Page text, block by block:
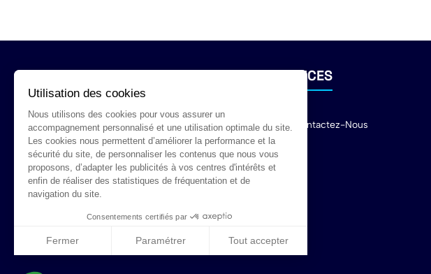
INFORMATIONS
Mentions Légales
Conditions Générales De Vente
Document Corporate
SERVICES
Contactez-Nous
Utilisation des cookies
Nous utilisons des cookies pour vous assurer un
accompagnement personnalisé et une utilisation optimale du site.
Les cookies nous permettent d’améliorer la performance et la
sécurité du site, de personnaliser les contenus que nous vous
proposons, d’adapter les publicités à vos centres d'intérêts et
enfin de réaliser des statistiques de fréquentation et de
navigation du site.
Consentements certifiés par
Fermer Paramétrer Tout accepter